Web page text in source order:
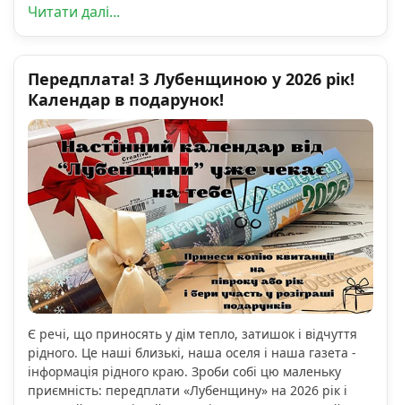
Читати далі...
Передплата! З Лубенщиною у 2026 рік!
Календар в подарунок!
Є речі, що приносять у дім тепло, затишок і відчуття
рідного. Це наші близькі, наша оселя і наша газета -
інформація рідного краю. Зроби собі цю маленьку
приємність: передплати «Лубенщину» на 2026 рік і